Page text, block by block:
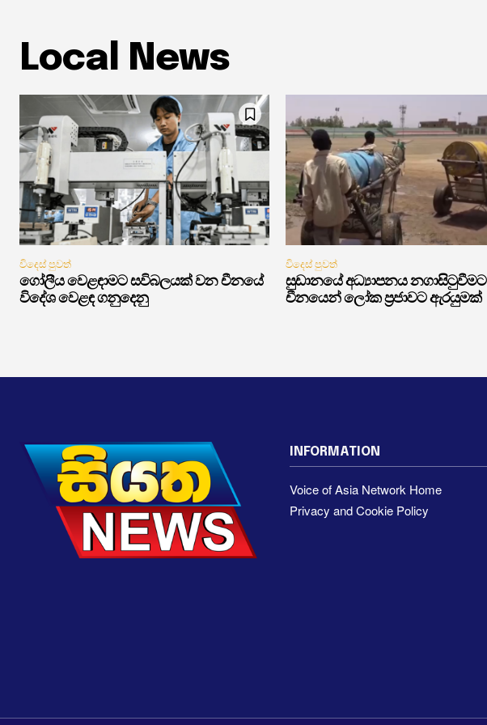
Local News
විදෙස් පුවත්
ගෝලීය වෙළඳාමට සවිබලයක් වන චීනයේ
විදේශ වෙළඳ ගනුදෙනු
විදෙස් පුවත්
සුඩානයේ අධ්‍යාපනය නගාසිටුවීමට
චීනයෙන් ලෝක ප්‍රජාවට ඇරයුමක්
INFORMATION
Voice of Asia Network Home
Privacy and Cookie Policy